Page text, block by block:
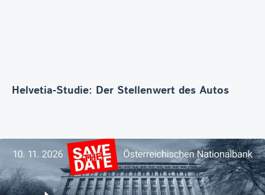
Helvetia-Studie: Der Stellenwert des Autos